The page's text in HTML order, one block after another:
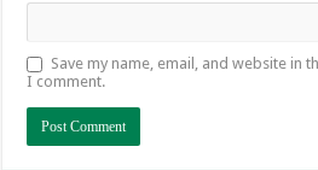
Save my name, email, and website in
I comment.